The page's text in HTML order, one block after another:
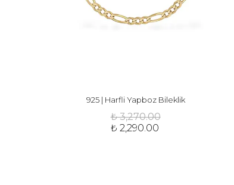
925 | Harfli Yapboz Bileklik
₺ 3,270.00
₺ 2,290.00